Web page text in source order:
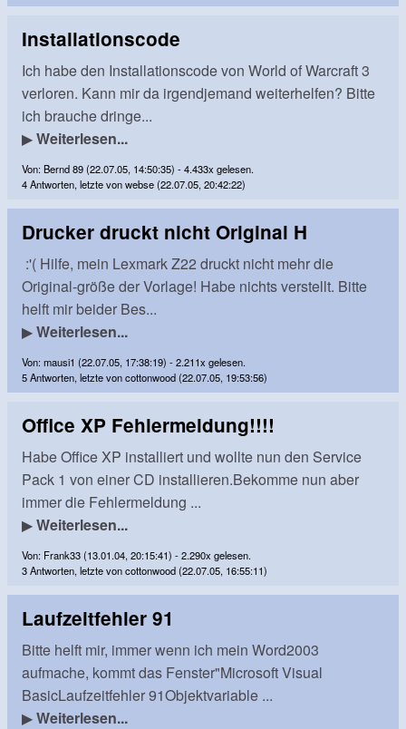
Installationscode
Ich habe den Installationscode von World of Warcraft 3
verloren. Kann mir da irgendjemand weiterhelfen? Bitte
ich brauche dringe...
▶Weiterlesen...
Von: Bernd 89 (22.07.05, 14:50:35) - 4.433x gelesen.
4 Antworten, letzte von webse (22.07.05, 20:42:22)
Drucker druckt nicht Original H
:'( Hilfe, mein Lexmark Z22 druckt nicht mehr die
Original-größe der Vorlage! Habe nichts verstellt. Bitte
helft mir beider Bes...
▶Weiterlesen...
Von: mausi1 (22.07.05, 17:38:19) - 2.211x gelesen.
5 Antworten, letzte von cottonwood (22.07.05, 19:53:56)
Office XP Fehlermeldung!!!!
Habe Office XP installiert und wollte nun den Service
Pack 1 von einer CD installieren.Bekomme nun aber
immer die Fehlermeldung ...
▶Weiterlesen...
Von: Frank33 (13.01.04, 20:15:41) - 2.290x gelesen.
3 Antworten, letzte von cottonwood (22.07.05, 16:55:11)
Laufzeitfehler 91
Bitte helft mir, immer wenn ich mein Word2003
aufmache, kommt das Fenster"Microsoft Visual
BasicLaufzeitfehler 91Objektvariable ...
▶Weiterlesen...